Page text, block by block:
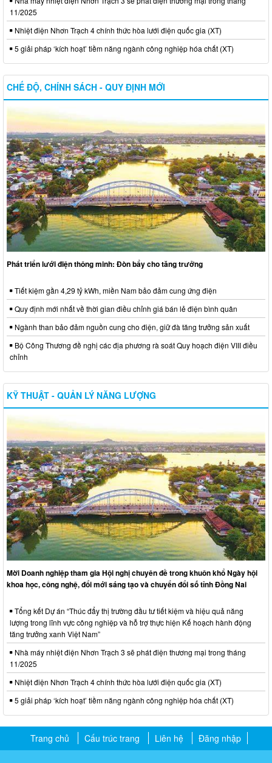
11/2025
Nhiệt điện Nhơn Trạch 4 chính thức hòa lưới điện quốc gia (XT)
5 giải pháp ‘kích hoạt’ tiềm năng ngành công nghiệp hóa chất (XT)
CHẾ ĐỘ, CHÍNH SÁCH - QUY ĐỊNH MỚI
Phát triển lưới điện thông minh: Đòn bẩy cho tăng trưởng
Tiết kiệm gần 4,29 tỷ kWh, miền Nam bảo đảm cung ứng điện
Quy định mới nhất về thời gian điều chỉnh giá bán lẻ điện bình quân
Ngành than bảo đảm nguồn cung cho điện, giữ đà tăng trưởng sản xuất
Bộ Công Thương đề nghị các địa phương rà soát Quy hoạch điện VIII điều
chỉnh
KỸ THUẬT - QUẢN LÝ NĂNG LƯỢNG
Mời Doanh nghiệp tham gia Hội nghị chuyên đề trong khuôn khổ Ngày hội
khoa học, công nghệ, đổi mới sáng tạo và chuyển đổi số tỉnh Đồng Nai
Tổng kết Dự án “Thúc đẩy thị trường đầu tư tiết kiệm và hiệu quả năng
lượng trong lĩnh vực công nghiệp và hỗ trợ thực hiện Kế hoạch hành động
tăng trưởng xanh Việt Nam”
Nhà máy nhiệt điện Nhơn Trạch 3 sẽ phát điện thương mại trong tháng
11/2025
Nhiệt điện Nhơn Trạch 4 chính thức hòa lưới điện quốc gia (XT)
5 giải pháp ‘kích hoạt’ tiềm năng ngành công nghiệp hóa chất (XT)
Trang chủ Cấu trúc trang Liên hệ Đăng nhập